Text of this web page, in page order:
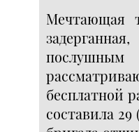
Мечтающая
послушным
бесплатной
составила